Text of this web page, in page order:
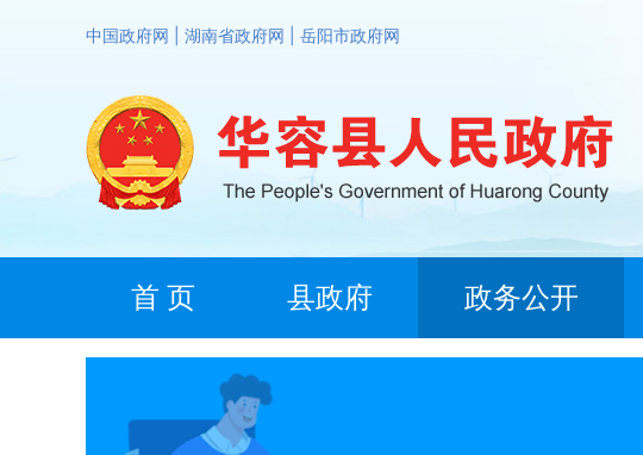
中国政府网 湖南省政府网 岳阳市政府网
首 页 县政府 政务公开